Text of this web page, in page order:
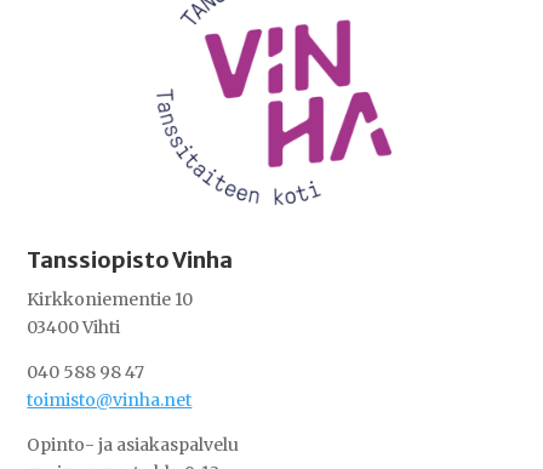
Tanssiopisto Vinha
Kirkkoniementie 10
03400 Vihti
040 588 98 47
toimisto@vinha.net
Opinto- ja asiakaspalvelu